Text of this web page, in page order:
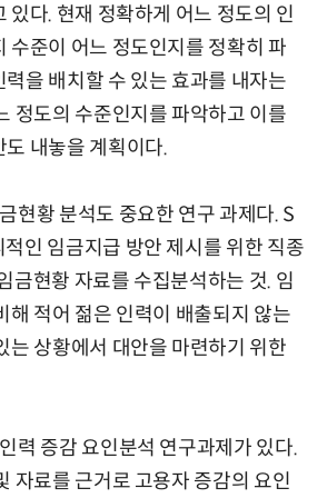
있다. 현재 정확하게 어느 정도의 인
수준이 어느 정도인지를 정확히 파
을 배치할 수 있는 효과를 내자는
정도의 수준인지를 파악하고 이를
내놓을 계획이다.
현황 분석도 중요한 연구 과제다. S
인 임금지급 방안 제시를 위한 직종
금현황 자료를 수집분석하는 것. 임
해 적어 젊은 인력이 배출되지 않는
는 상황에서 대안을 마련하기 위한
력 증감 요인분석 연구과제가 있다.
자료를 근거로 고용자 증감의 요인